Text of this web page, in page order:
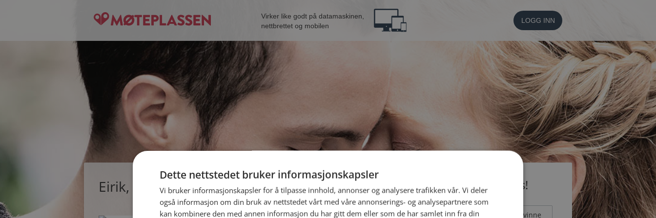
Virker like godt på datamaskinen,
nettbrettet og mobilen
LOGG INN
Eirik, single mann fra Heim Bli medlem gratis!
Jeg er en: Mann Kvinne
Dette nettstedet bruker informasjonskapsler
Vi bruker informasjonskapsler for å tilpasse innhold, annonser og analysere trafikken vår. Vi deler
også informasjon om din bruk av nettstedet vårt med våre annonserings- og analysepartnere som
kan kombinere den med annen informasjon du har gitt dem eller som de har samlet inn fra din